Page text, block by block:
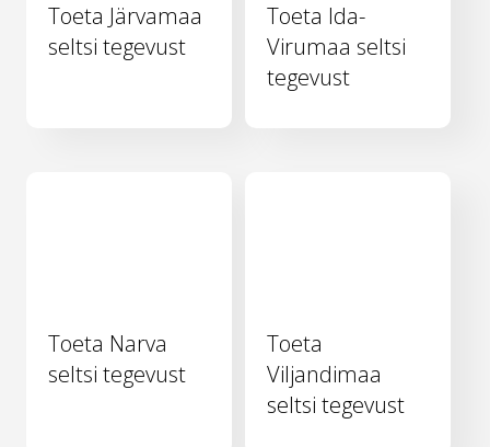
Toeta Järvamaa
seltsi tegevust
Toeta Ida-
Virumaa seltsi
tegevust
Toeta Narva
seltsi tegevust
Toeta
Viljandimaa
seltsi tegevust